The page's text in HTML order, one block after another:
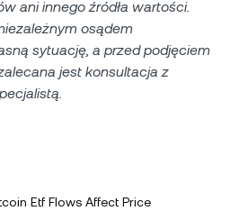
ani innego źródła wartości.
osądem
sytuację, a przed podjęciem
jest konsultacja z
Etf Flows Affect Price